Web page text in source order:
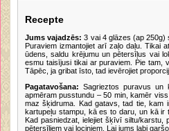
Recepte
Jums vajadzēs: 3 vai 4 glāzes (ap 250g)
Puraviem izmantojiet arī zaļo daļu. Tikai
ūdens, saldu krējumu un pētersīļus vai
esmu taisījusi tikai ar puraviem. Pie tam,
Tāpēc, ja gribat īsto, tad ievērojiet
Pagatavošana: Sagrieztos puravus un
apmēram pusstundu – 50 min, kamēr
maz šķidruma. Kad gatavs, tad tie, kam
kartupeļu stampu, kā es to daru, un kā ir
Kad pasniedzat, ielejiet šķīvī siltu/karstu,
pētersīļiem vai lociņiem. Lai jums labi